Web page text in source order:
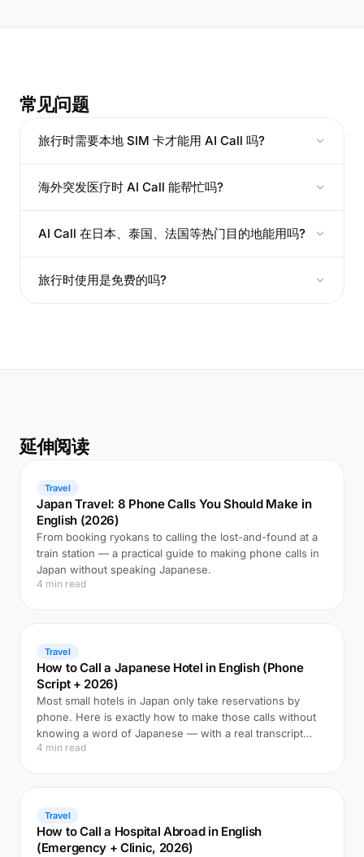
常见问题
旅行时需要本地 SIM 卡才能用 AI Call 吗?
海外突发医疗时 AI Call 能帮忙吗?
AI Call 在日本、泰国、法国等热门目的地能用吗?
旅行时使用是免费的吗?
延伸阅读
Travel
Japan Travel: 8 Phone Calls You Should Make in
English (2026)
From booking ryokans to calling the lost-and-found at a
train station — a practical guide to making phone calls in
Japan without speaking Japanese.
4 min read
Travel
How to Call a Japanese Hotel in English (Phone
Script + 2026)
Most small hotels in Japan only take reservations by
phone. Here is exactly how to make those calls without
knowing a word of Japanese — with a real transcript
example.
4 min read
Travel
How to Call a Hospital Abroad in English
(Emergency + Clinic, 2026)